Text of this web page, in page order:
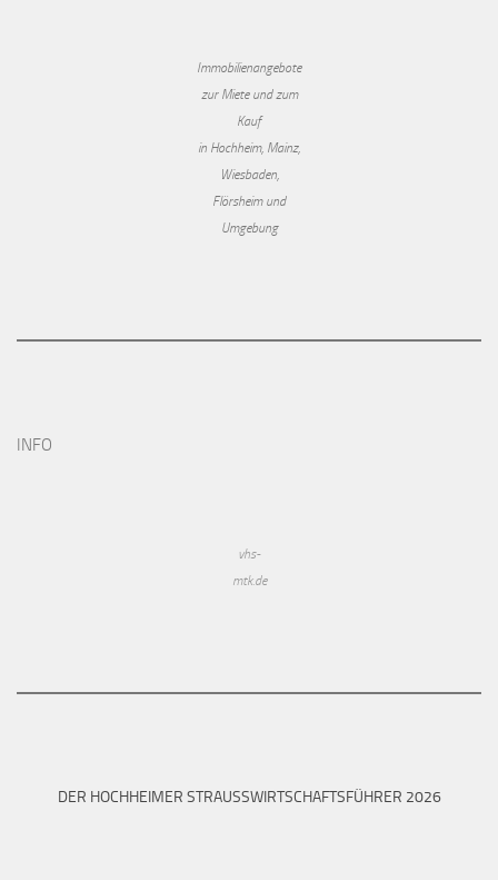
Immobilienangebote
zur Miete und zum
Kauf
in Hochheim, Mainz,
Wiesbaden,
Flörsheim und
Umgebung
INFO
vhs-
mtk.de
DER HOCHHEIMER STRAUSSWIRTSCHAFTSFÜHRER 2026